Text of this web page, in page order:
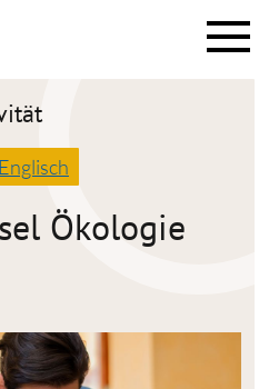
M
n
Englisch
Ökologie